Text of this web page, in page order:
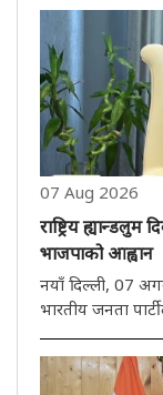
07 Aug 2026
राष्ट्रिय
भाजपाको आह्वान
नयाँ दिल्ली, 07
भारतीय जनता
छ। शुक्रवार एक
नितिन नवीनले
कलाला..